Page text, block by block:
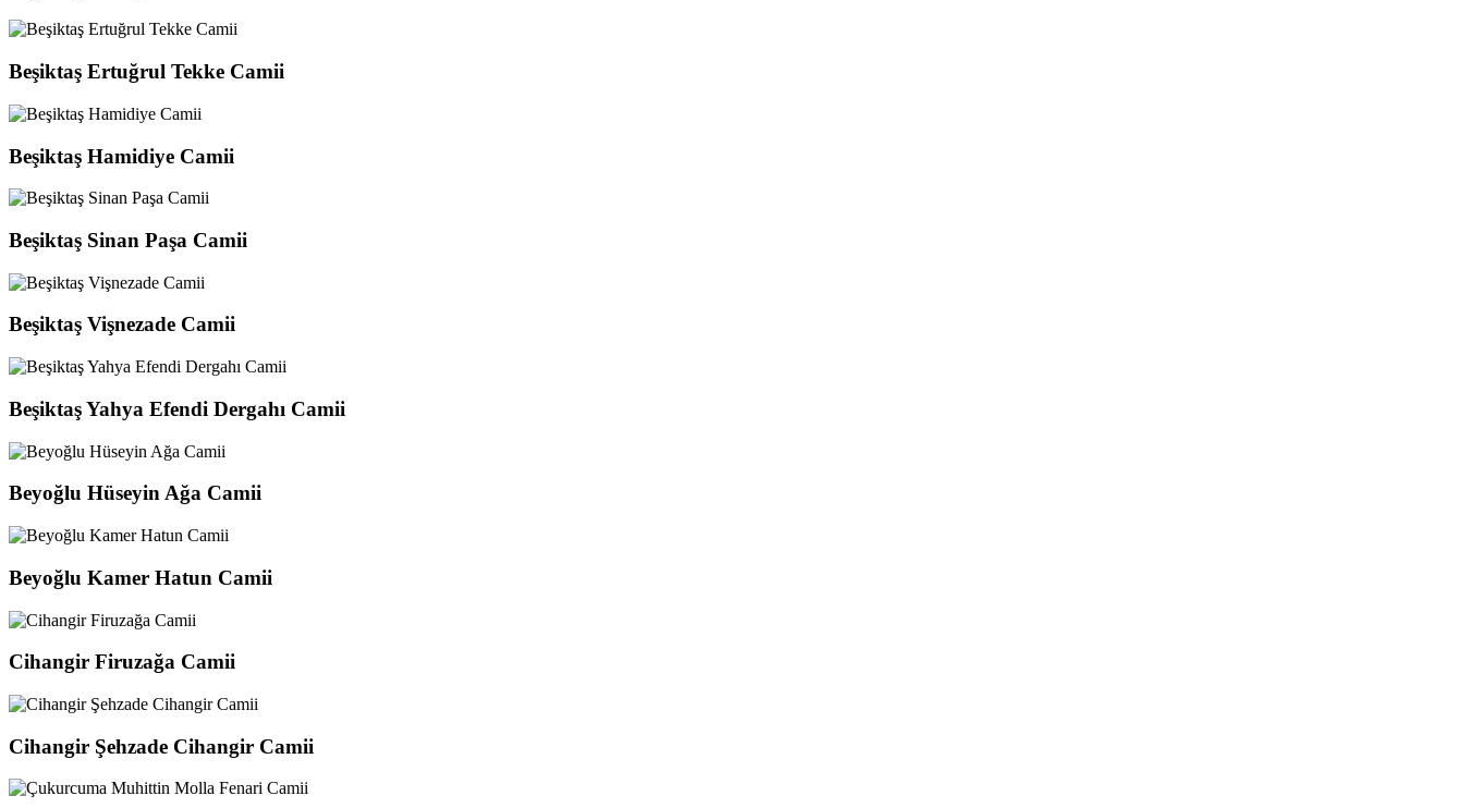
Beşiktaş Ertuğrul Tekke Camii
Beşiktaş Hamidiye Camii
Beşiktaş Sinan Paşa Camii
Beşiktaş Vişnezade Camii
Beşiktaş Yahya Efendi Dergahı Camii
Beyoğlu Hüseyin Ağa Camii
Beyoğlu Kamer Hatun Camii
Cihangir Firuzağa Camii
Cihangir Şehzade Cihangir Camii